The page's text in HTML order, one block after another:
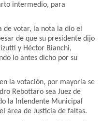
intermedio, para
votar, la nota la dio el
de que su presidente dijo
y Héctor Bianchi,
lo antes dicho por su
la votación, por mayoría se
Rebottaro sea Juez de
la Intendente Municipal
área de Justicia de faltas.